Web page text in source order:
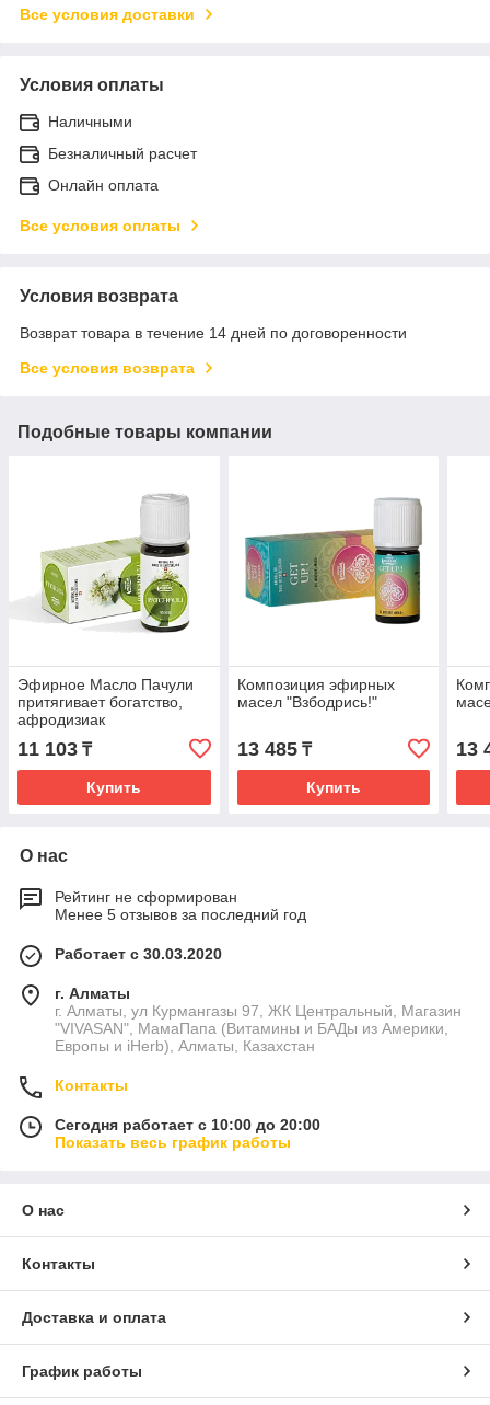
Все условия доставки
Условия оплаты
Наличными
Безналичный расчет
Онлайн оплата
Все условия оплаты
Условия возврата
Возврат товара в течение 14 дней по договоренности
Все условия возврата
Подобные товары компании
Эфирное Масло Пачули
притягивает богатство,
афродизиак
11 103 ₸
Купить
Композиция эфирных
масел "Взбодрись!"
13 485₸
Купить
13
О нас
Рейтинг не сформирован
Менее 5 отзывов за последний год
Работает с 30.03.2020
г. Алматы
г. Алматы, ул Курмангазы 97, ЖК Центральный, Магазин
"VIVASAN", МамаПапа (Витамины и БАДы из Америки,
Европы и iHerb), Алматы, Казахстан
Контакты
Сегодня работает с 10:00 до 20:00
Показать весь график работы
О нас
Контакты
Доставка и оплата
График работы